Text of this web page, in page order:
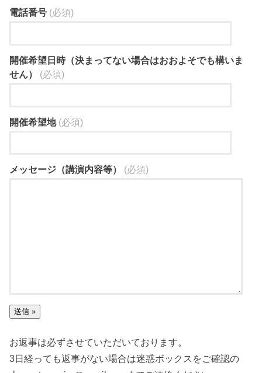
電話番号 (必須)
開催希望日時（決まってない場合はおおよそでも構いま
せん）
(必須)
開催希望地 (必須)
メッセージ（講演内容等） (必須)
お返事は必ずさせていただいております。
3日経っても返事がない場合は迷惑ボックスをご確認の